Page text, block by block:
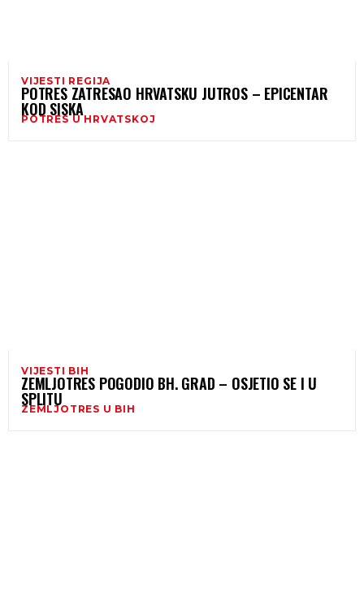
VIJESTI REGIJA
POTRES ZATRESAO HRVATSKU JUTROS – EPICENTAR
KOD SISKA
POTRES U HRVATSKOJ
VIJESTI BIH
ZEMLJOTRES POGODIO BH. GRAD – OSJETIO SE I U
SPLITU
ZEMLJOTRES U BIH